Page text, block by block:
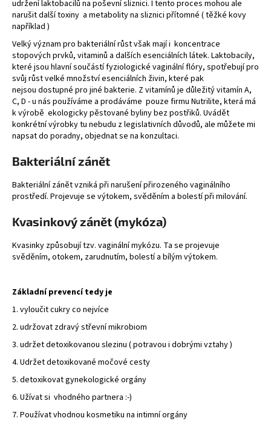
udržení laktobacilů na poševní sliznici. I tento proces mohou ale
narušit další toxiny a metabolity na sliznici přítomné ( těžké kovy
například )
Velký význam pro bakteriální růst však mají i koncentrace
stopových prvků, vitaminů a dalších esenciálních látek. Laktobacily,
které jsou hlavní součástí fyziologické vaginální flóry, spotřebují pro
svůj růst velké množství esenciálních živin, které pak
nejsou dostupné pro jiné bakterie. Z vitamínů je důležitý vitamín A,
C, D - u nás používáme a prodáváme pouze firmu Nutrilite, která má
k výrobě ekologicky pěstované byliny bez postřiků. Uvádět
konkrétní výrobky tu nebudu z legislativních důvodů, ale můžete mi
napsat do poradny, objednat se na konzultaci.
Bakteriální zánět
Bakteriální zánět vzniká při narušení přirozeného vaginálního
prostředí. Projevuje se výtokem, svěděním a bolestí při milování.
Kvasinkový zánět (mykóza)
Kvasinky způsobují tzv. vaginální mykózu. Ta se projevuje
svěděním, otokem, zarudnutím, bolestí a bílým výtokem.
Základní prevencí tedy je
1. vyloučit cukry co nejvíce
2. udržovat zdravý střevní mikrobiom
3. udržet detoxikovanou slezinu ( potravou i dobrými vztahy )
4. Udržet detoxikované močové cesty
5. detoxikovat gynekologické orgány
6. Užívat si vhodného partnera :-)
7. Používat vhodnou kosmetiku na intimní orgány